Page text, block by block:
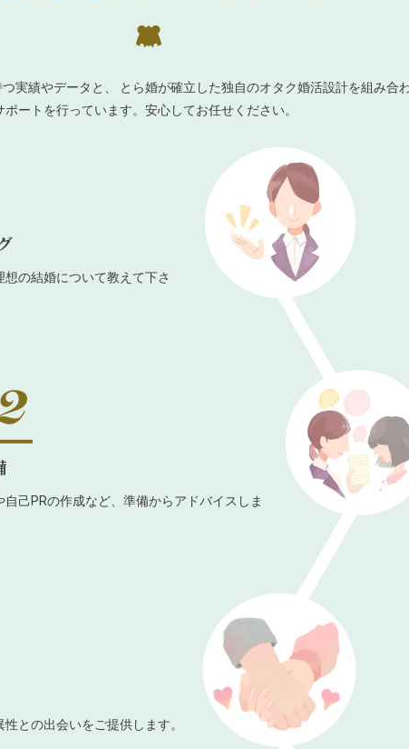
実績やデータと、 とら婚が確立した独自のオタク婚活設計を組み合
ートを行っています。安心してお任せください。
の結婚について教えて下さ
自己PRの作成など、準備からアドバイスしま
との出会いをご提供します。